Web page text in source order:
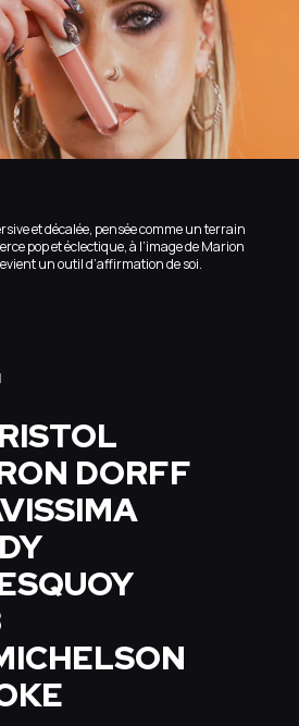
et décalée, pensée comme un terrain
pop et éclectique, à l’image de Marion
un outil d’affirmation de soi.
DORFF